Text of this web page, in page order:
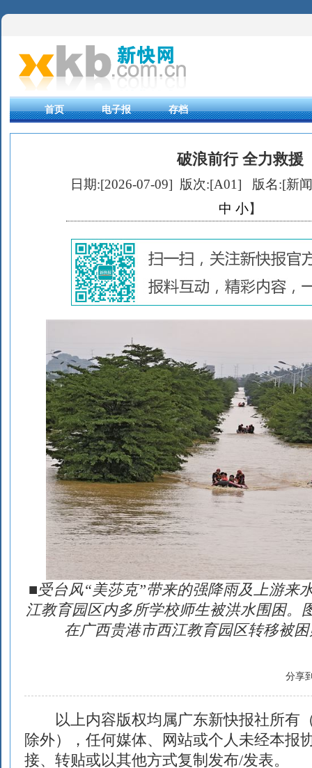
首页 电子报 存档
破浪前行 全力救援
日期:[2026-07-09] 版次:[A01]
版名:[新
中 小】
■受台风“美莎克”带来的强降雨及上游来
江教育园区内多所学校师生被洪水围困。
在广西贵港市西江教育园区转移被
分享
以上内容版权均属广东新快报社所有
除外），任何媒体、网站或个人未经本报
接、转贴或以其他方式复制发布/发表。